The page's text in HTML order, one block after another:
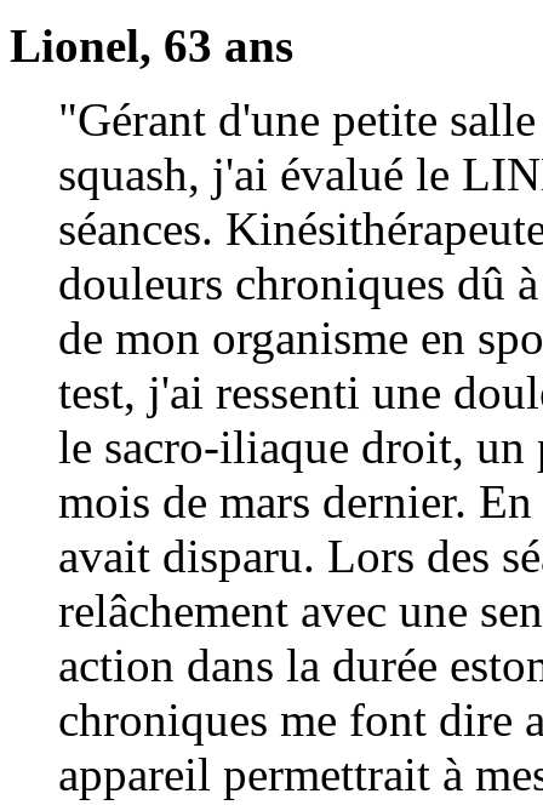
Lionel, 63 ans
"Gérant d'une petite
squash, j'ai évalué le
séances.
douleurs chroniques dû
de mon organisme en
test, j'ai ressenti une
le sacro-iliaque droit, un
mois de mars dernier.
avait disparu. Lors des
relâchement avec une
action dans la durée
chroniques me font dire
appareil permettrait à